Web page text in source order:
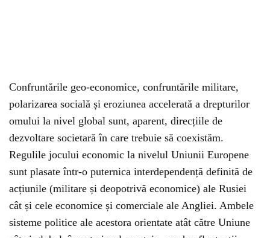
Confruntările geo-economice, confruntările militare,
polarizarea socială și eroziunea accelerată a drepturilor
omului la nivel global sunt, aparent, direcțiile de
dezvoltare societară în care trebuie să coexistăm.
Regulile jocului economic la nivelul Uniunii Europene
sunt plasate într-o puternica interdependență definită de
acțiunile (militare și deopotrivă economice) ale Rusiei
cât și cele economice și comerciale ale Angliei. Ambele
sisteme politice ale acestora orientate atât către Uniune